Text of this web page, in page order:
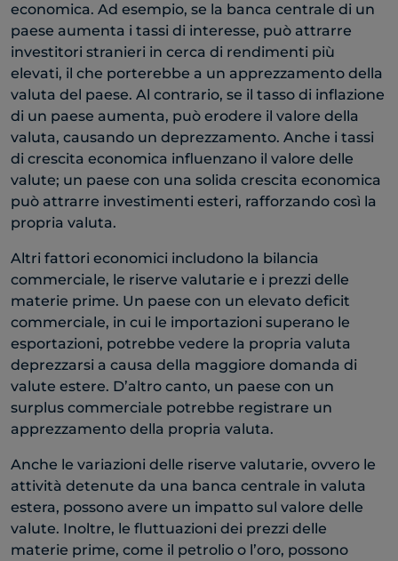
economica. Ad esempio, se la banca centrale di un
paese aumenta i tassi di interesse, può attrarre
investitori stranieri in cerca di rendimenti più
elevati, il che porterebbe a un apprezzamento della
valuta del paese. Al contrario, se il tasso di inflazione
di un paese aumenta, può erodere il valore della
valuta, causando un deprezzamento. Anche i tassi
di crescita economica influenzano il valore delle
valute; un paese con una solida crescita economica
può attrarre investimenti esteri, rafforzando così la
propria valuta.
Altri fattori economici includono la bilancia
commerciale, le riserve valutarie e i prezzi delle
materie prime. Un paese con un elevato deficit
commerciale, in cui le importazioni superano le
esportazioni, potrebbe vedere la propria valuta
deprezzarsi a causa della maggiore domanda di
valute estere. D’altro canto, un paese con un
surplus commerciale potrebbe registrare un
apprezzamento della propria valuta.
Anche le variazioni delle riserve valutarie, ovvero le
attività detenute da una banca centrale in valuta
estera, possono avere un impatto sul valore delle
valute. Inoltre, le fluttuazioni dei prezzi delle
materie prime, come il petrolio o l’oro, possono